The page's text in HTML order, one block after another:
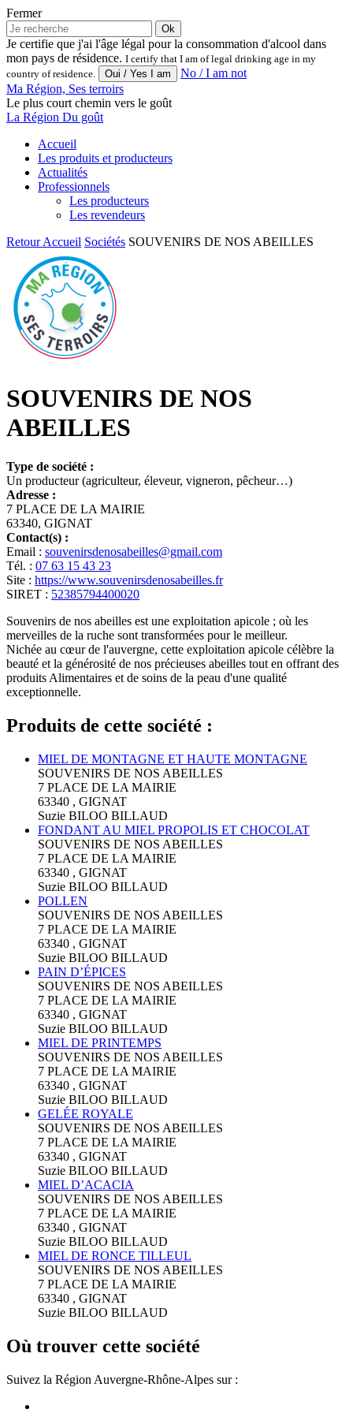
Fermer
Ok
Je certifie que j'ai l'âge légal pour la consommation d'alcool dans
mon pays de résidence. I certify that I am of legal drinking age in my
country of residence.
No / I am not
Ma Région, Ses terroirs
Le plus court chemin vers le goût
La Région Du goût
Accueil
Les produits et producteurs
Actualités
Professionnels
Les producteurs
Les revendeurs
RetourAccueil Sociétés SOUVENIRS DE NOS ABEILLES
SOUVENIRS DE NOS
ABEILLES
Type de société :
Un producteur (agriculteur, éleveur, vigneron, pêcheur…)
Adresse :
7 PLACE DE LA MAIRIE
63340, GIGNAT
Contact(s) :
Email : souvenirsdenosabeilles@gmail.com
Tél. : 07 63 15 43 23
Site : https://www.souvenirsdenosabeilles.fr
SIRET : 52385794400020
Souvenirs de nos abeilles est une exploitation apicole ; où les
merveilles de la ruche sont transformées pour le meilleur.
Nichée au cœur de l'auvergne, cette exploitation apicole célèbre la
beauté et la générosité de nos précieuses abeilles tout en offrant des
produits Alimentaires et de soins de la peau d'une qualité
exceptionnelle.
Produits de cette société :
MIEL DE MONTAGNE ET HAUTE MONTAGNE
SOUVENIRS DE NOS ABEILLES
7 PLACE DE LA MAIRIE
63340 , GIGNAT
Suzie BILOO BILLAUD
FONDANT AU MIEL PROPOLIS ET CHOCOLAT
SOUVENIRS DE NOS ABEILLES
7 PLACE DE LA MAIRIE
63340 , GIGNAT
Suzie BILOO BILLAUD
POLLEN
SOUVENIRS DE NOS ABEILLES
7 PLACE DE LA MAIRIE
63340 , GIGNAT
Suzie BILOO BILLAUD
PAIN D’ÉPICES
SOUVENIRS DE NOS ABEILLES
7 PLACE DE LA MAIRIE
63340 , GIGNAT
Suzie BILOO BILLAUD
MIEL DE PRINTEMPS
SOUVENIRS DE NOS ABEILLES
7 PLACE DE LA MAIRIE
63340 , GIGNAT
Suzie BILOO BILLAUD
GELÉE ROYALE
SOUVENIRS DE NOS ABEILLES
7 PLACE DE LA MAIRIE
63340 , GIGNAT
Suzie BILOO BILLAUD
MIEL D’ACACIA
SOUVENIRS DE NOS ABEILLES
7 PLACE DE LA MAIRIE
63340 , GIGNAT
Suzie BILOO BILLAUD
MIEL DE RONCE TILLEUL
SOUVENIRS DE NOS ABEILLES
7 PLACE DE LA MAIRIE
63340 , GIGNAT
Suzie BILOO BILLAUD
Où trouver cette société
Suivez la Région Auvergne-Rhône-Alpes sur :